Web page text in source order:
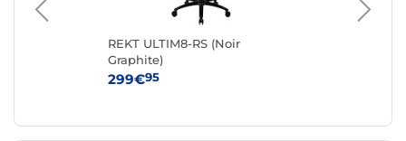
REKT ULTIM8-RS (Noir
Graphite)
299€95